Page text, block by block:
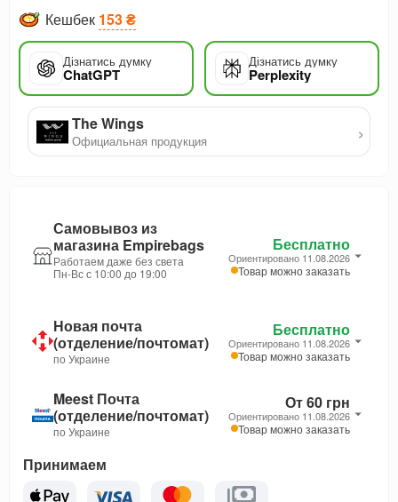
Кешбек 153 ₴
Дізнатись думку
ChatGPT
Дізнатись думку
Perplexity
The Wings
Официальная продукция ›
Самовывоз из
магазина Empirebags
Работаем даже без света
Пн-Вс с 10:00 до 19:00
Бесплатно
Ориентировано 11.08.2026
Товар можно заказать
Новая почта
(отделение/почтомат)
по Украине
Бесплатно
Ориентировано 11.08.2026
Товар можно заказать
Meest Почта
(отделение/почтомат)
по Украине
От 60 грн
Ориентировано 11.08.2026
Товар можно заказать
Принимаем